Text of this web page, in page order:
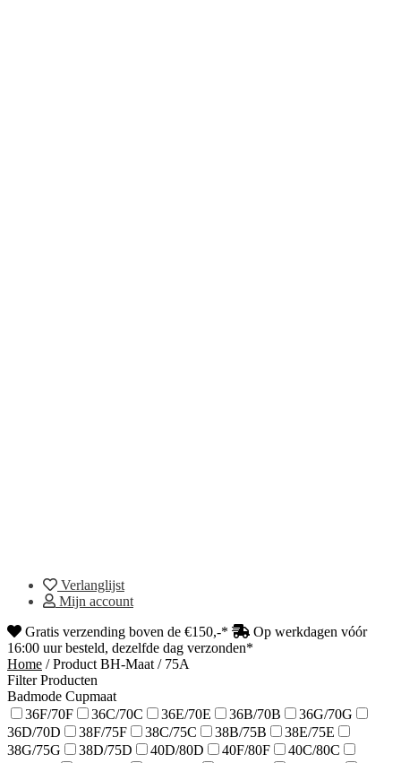
Verlanglijst
Mijn account
Gratis verzending boven de €150,-*
Op werkdagen vóór
16:00 uur besteld, dezelfde dag verzonden*
Home /Product BH-Maat / 75A
Filter Producten
Badmode Cupmaat
36F/70F
36C/70C 36E/70E 36B/70B
36G/70G
36D/70D
38F/75F 38C/75C 38B/75B
38E/75E
38G/75G
38D/75D 40D/80D 40F/80F
40C/80C